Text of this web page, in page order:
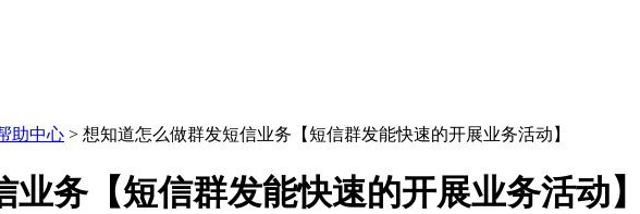
助中心 > 想知道怎么做群发短信业务【短信群发能快速的开展业务活动】
务【短信群发能快速的开展业务活动】